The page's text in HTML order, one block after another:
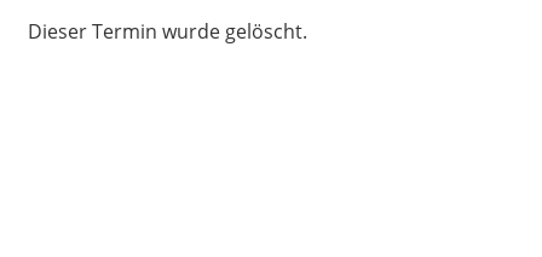
Dieser Termin wurde gelöscht.